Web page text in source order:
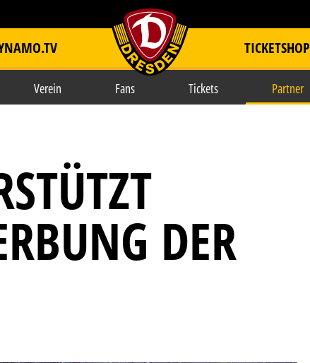
item.title TICKETSHOP
Verein Fans Tickets Partner
DER